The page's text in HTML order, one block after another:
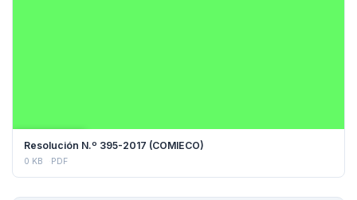
Resolución N.º 395-2017 (COMIECO)
0 KB PDF